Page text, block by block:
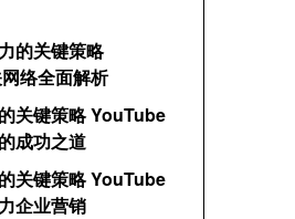
的关键策略
络全面解析
关键策略 YouTube
成功之道
关键策略 YouTube
企业营销